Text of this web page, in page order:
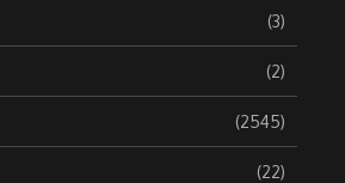
(3)
(2)
(2545)
(22)